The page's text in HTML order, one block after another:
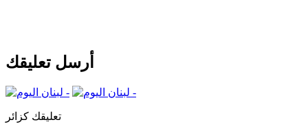
أرسل تعليقك
تعليقك كزائر